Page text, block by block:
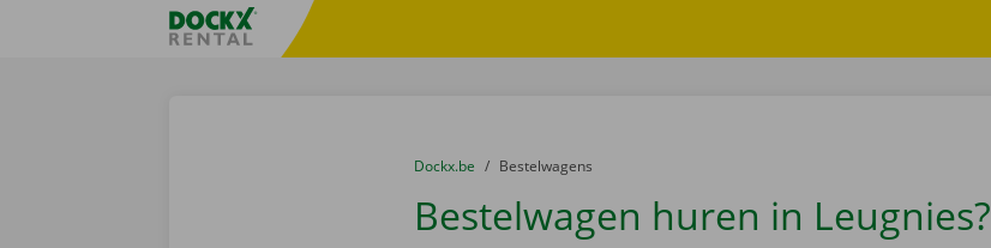
Taalselectie overslaanFratello DEMO
U bevindt zich hier:
van
Dockx.be naar
Bestelwagens
Bestelwagen huren in Leugnies?